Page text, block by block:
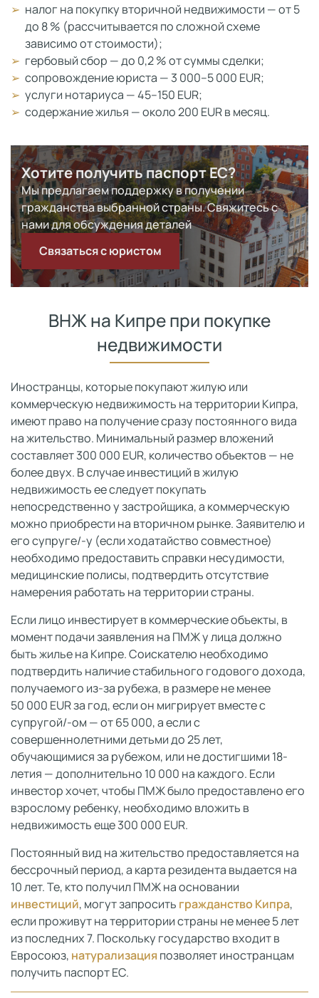
налог на покупку вторичной недвижимости — от 5
до 8 % (рассчитывается по сложной схеме
зависимо от стоимости);
гербовый сбор — до 0,2 % от суммы сделки;
сопровождение юриста — 3 000–5 000 EUR;
услуги нотариуса — 45–150 EUR;
содержание жилья — около 200 EUR в месяц.
Хотите получить паспорт ЕС?
Мы предлагаем поддержку в получении
гражданства выбранной страны. Свяжитесь с
нами для обсуждения деталей
Связаться с юристом
ВНЖ на Кипре при покупке
недвижимости
Иностранцы, которые покупают жилую или
коммерческую недвижимость на территории Кипра,
имеют право на получение сразу постоянного вида
на жительство. Минимальный размер вложений
составляет 300 000 EUR, количество объектов — не
более двух. В случае инвестиций в жилую
недвижимость ее следует покупать
непосредственно у застройщика, а коммерческую
можно приобрести на вторичном рынке. Заявителю и
его супруге/-у (если ходатайство совместное)
необходимо предоставить справки несудимости,
медицинские полисы, подтвердить отсутствие
намерения работать на территории страны.
Если лицо инвестирует в коммерческие объекты, в
момент подачи заявления на ПМЖ у лица должно
быть жилье на Кипре. Соискателю необходимо
подтвердить наличие стабильного годового дохода,
получаемого из-за рубежа, в размере не менее
50 000 EUR за год, если он мигрирует вместе с
супругой/-ом — от 65 000, а если с
совершеннолетними детьми до 25 лет,
обучающимися за рубежом, или не достигшими 18-
летия — дополнительно 10 000 на каждого. Если
инвестор хочет, чтобы ПМЖ было предоставлено его
взрослому ребенку, необходимо вложить в
недвижимость еще 300 000 EUR.
Постоянный вид на жительство предоставляется на
бессрочный период, а карта резидента выдается на
10 лет. Те, кто получил ПМЖ на основании
инвестиций, могут запросить гражданство Кипра,
если проживут на территории страны не менее 5 лет
из последних 7. Поскольку государство входит в
Евросоюз, натурализацияпозволяет иностранцам
получить паспорт ЕС.